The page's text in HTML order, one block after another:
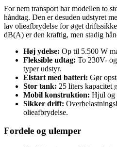
For nem transport har modellen to
håndtag. Den er desuden udstyret
lav olieafbrydelse for øget
dB(A) er den kraftig, men stadig
Høj ydelse: Op til 5.500 W
Fleksible udtag: To 230V-
typer udstyr.
Elstart med batteri: Gør
Stor tank: 25 liters kapacitet
Mobil konstruktion: Hjul og
Sikker drift:
olieafbrydelse.
Fordele og ulemper